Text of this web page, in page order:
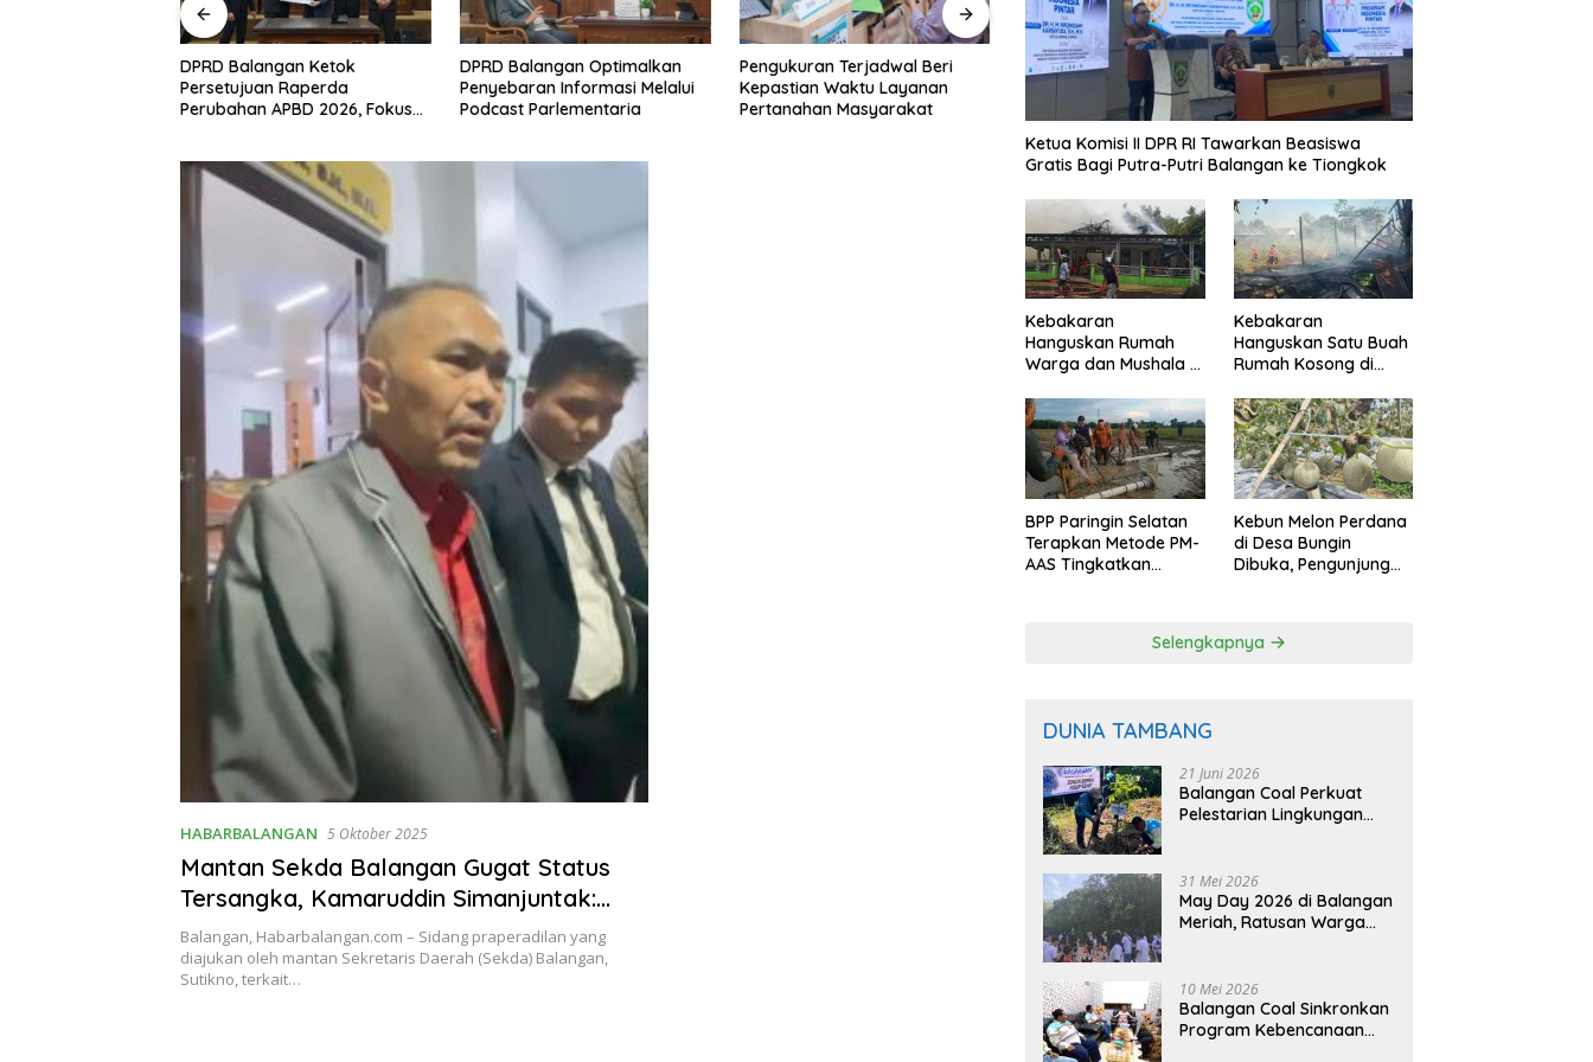
DPRD Balangan Optimalkan
Penyebaran Informasi Melalui
Podcast Parlementaria
Pengukuran Terjadwal Beri
Kepastian Waktu Layanan
Pertanahan Masyarakat
SDN Mungkur Uyam Evaluasi
Empat Standar Pelayanan
Publik
Ketua Komisi II DPR RI Tinjau
Langsung Pelayanan
Pertanahan Balangan
HABARBALANGAN 5 Oktober 2025
Mantan Sekda Balangan Gugat Status
Tersangka, Kamaruddin Simanjuntak:
Penetapan Tidak Prosedural
Balangan, Habarbalangan.com – Sidang praperadilan yang
diajukan oleh mantan Sekretaris Daerah (Sekda) Balangan,
Sutikno, terkait…
Ketua Komisi II DPR RI Tawarkan Beasiswa
Gratis Bagi Putra-Putri Balangan ke Tiongkok
Kebakaran
Hanguskan Rumah
Warga dan Mushala di
Terdampak
Kebakaran
Hanguskan Satu Buah
Rumah Kosong di
BPP Paringin Selatan
Terapkan Metode PM-
AAS Tingkatkan
Kebun Melon Perdana
di Desa Bungin
Dibuka, Pengunjung
Selengkapnya
DUNIA TAMBANG
21 Juni 2026
Balangan Coal Perkuat
Pelestarian Lingkungan
31 Mei 2026
May Day 2026 di Balangan
Meriah, Ratusan Warga
10 Mei 2026
Balangan Coal Sinkronkan
Program Kebencanaan